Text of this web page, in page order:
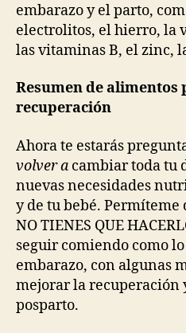
embarazo y el parto,
electrolitos, el hierro, la
las vitaminas B, el zinc,
Resumen de
recuperación
Ahora te estarás
volver a cambiar toda tu
nuevas necesidades
y de tu bebé. Permíteme
NO TIENES QUE
seguir comiendo como
embarazo, con algunas
mejorar la recuperación
posparto.